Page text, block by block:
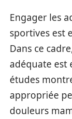
Engager les
sportives est
Dans ce
adéquate est
études
appropriée
douleurs